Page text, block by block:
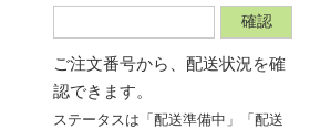
ご注文番号から、 配送状況を確
認できます。
ステータスは「配送準備中」「配送